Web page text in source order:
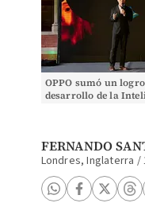
OPPO sumó un
desarrollo de la
FERNANDO
Londres, Inglaterra /